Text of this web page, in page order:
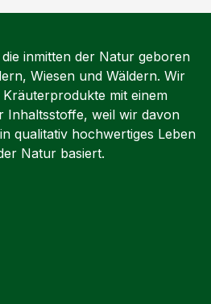
inmitten der Natur geboren
Wiesen und Wäldern. Wir
mit einem
Inhaltsstoffe, weil wir davon
qualitativ hochwertiges Leben
Natur basiert.